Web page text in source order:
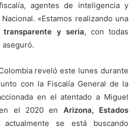
agentes de inteligencia y
«Estamos realizando una
transparente y seria, con todas
aseguró.
reveló este lunes durante
con la Fiscalía General de la
en el atentado a Miguel
el 2020 en Arizona, Estados
se está buscando